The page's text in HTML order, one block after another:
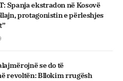
Spanja ekstradon në Kosovë
protagonistin e përleshjes
se do të
revoltën: Bllokim rrugësh